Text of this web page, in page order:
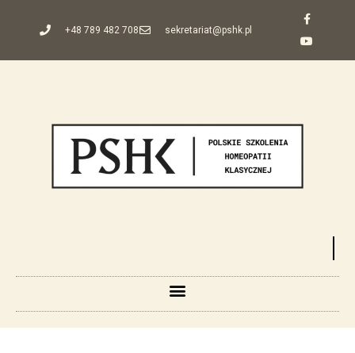
+48 789 482 708 sekretariat@pshk.pl